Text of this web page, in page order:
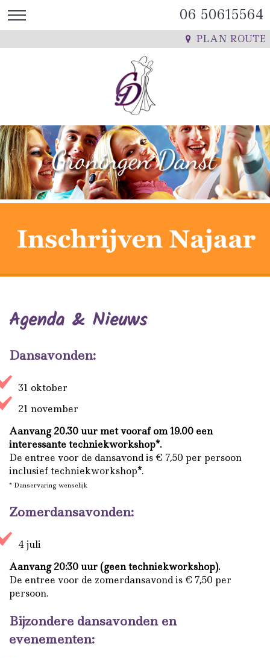
06 50615564
PLAN ROUTE
Agenda & Nieuws
Dansavonden:
31 oktober
21 november
Aanvang 20.30 uur met vooraf om 19.00 een
interessante techniekworkshop*.
De entree voor de dansavond is € 7,50 per persoon
inclusief techniekworkshop*.
* Danservaring wenselijk
Zomerdansavonden:
4 juli
Aanvang 20:30 uur (geen techniekworkshop).
De entree voor de zomerdansavond is € 7,50 per
persoon.
Bijzondere dansavonden en
evenementen: